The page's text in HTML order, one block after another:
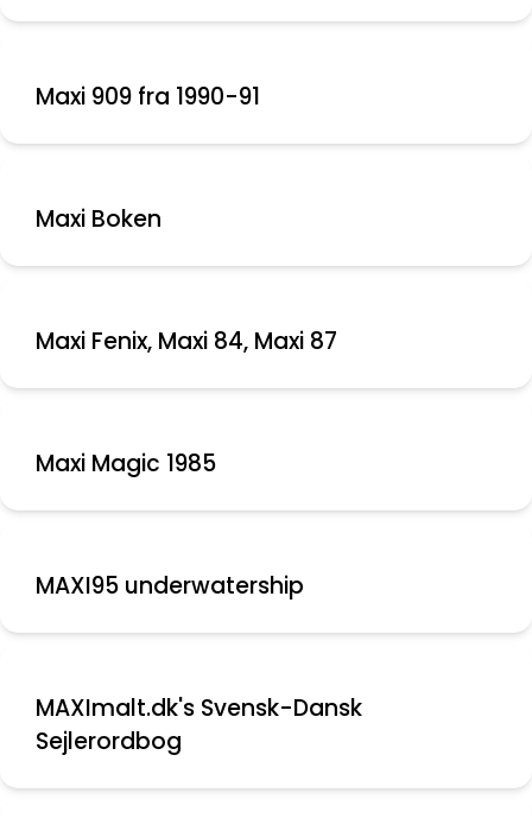
Maxi 909 fra 1990-91
Maxi Boken
Maxi Fenix, Maxi 84, Maxi 87
Maxi Magic 1985
MAXI95 underwatership
MAXImalt.dk's Svensk-Dansk
Sejlerordbog